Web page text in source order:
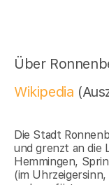
Über
Wikipedia
Die Stadt
und grenzt an die
Hemmingen,
(im